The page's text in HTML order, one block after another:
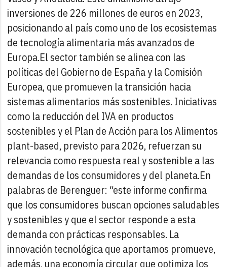
inversiones de 226 millones de euros en 2023,
posicionando al país como uno de los ecosistemas
de tecnología alimentaria más avanzados de
Europa.El sector también se alinea con las
políticas del Gobierno de España y la Comisión
Europea, que promueven la transición hacia
sistemas alimentarios más sostenibles. Iniciativas
como la reducción del IVA en productos
sostenibles y el Plan de Acción para los Alimentos
plant-based, previsto para 2026, refuerzan su
relevancia como respuesta real y sostenible a las
demandas de los consumidores y del planeta.En
palabras de Berenguer: “este informe confirma
que los consumidores buscan opciones saludables
y sostenibles y que el sector responde a esta
demanda con prácticas responsables. La
innovación tecnológica que aportamos promueve,
además, una economía circular que optimiza los